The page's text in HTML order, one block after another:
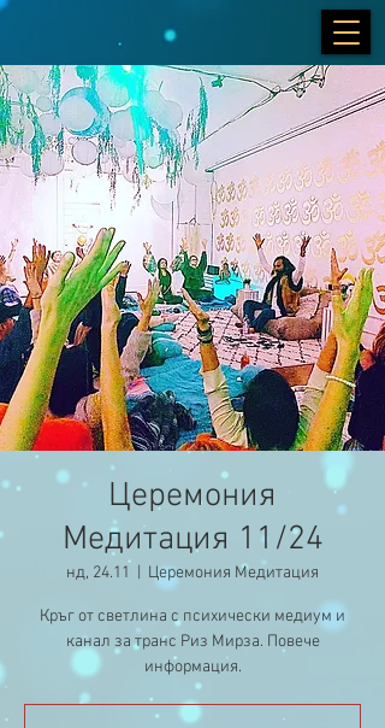
Церемония
Медитация 11/24
нд, 24.11 Церемония Медитация
Кръг от светлина с психически медиум и
канал за транс Риз Мирза. Повече
информация.